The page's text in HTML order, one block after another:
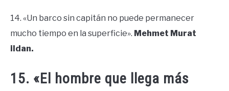
14. «Un barco sin capitán no puede permanecer
mucho tiempo en la superficie». Mehmet Murat
ildan.
15. «El hombre que llega más